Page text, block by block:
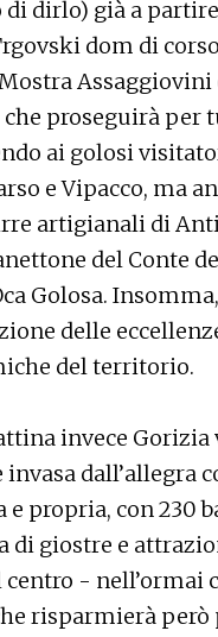
dirlo) già a
dom di
Assaggiovini
proseguirà per
ai golosi
e Vipacco, ma
artigianali di
del Conte
Golosa.
delle
del territorio.
invece Gorizia
dall’allegra
e propria, con 230
di giostre e
- nell’ormai
risparmierà però